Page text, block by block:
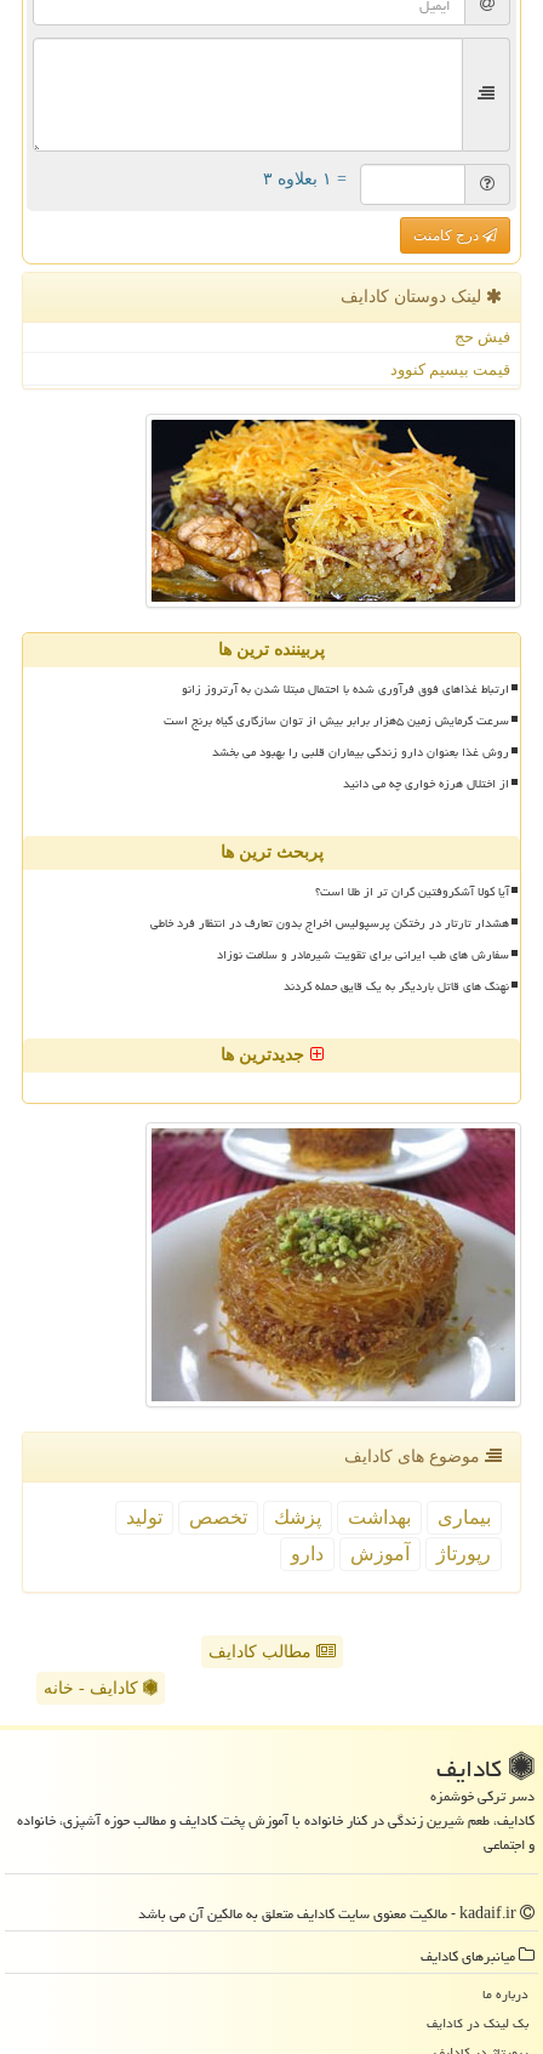
= ۱ بعلاوه ۳
درج کامنت
لینک دوستان كادایف
فیش حج
قیمت بیسیم کنوود
پربیننده ترین ها
ارتباط غذاهای فوق فرآوری شده با احتمال مبتلا شدن به آرتروز زانو
سرعت گرمایش زمین ۵هزار برابر بیش از توان سازگاری گیاه برنج است
روش غذا بعنوان دارو زندگی بیماران قلبی را بهبود می بخشد
از اختلال هرزه خواری چه می دانید
پربحث ترین ها
آیا کولا آشکروفتین گران تر از طلا است؟
هشدار تارتار در رختکن پرسپولیس اخراج بدون تعارف در انتظار فرد خاطی
سفارش های طب ایرانی برای تقویت شیرمادر و سلامت نوزاد
نهنگ های قاتل باردیگر به یک قایق حمله کردند
جدیدترین ها
موضوع های كادایف
بیماری بهداشت پزشك تخصص
تولید
رپورتاژ
آموزش دارو
مطالب کادایف
کادایف - خانه
كادایف
دسر ترکی خوشمزه
کادایف، طعم شیرین زندگی در کنار خانواده با آموزش پخت کادایف و مطالب حوزه آشپزی، خانواده
و اجتماعی
میانبرهای كادایف
درباره ما
بک لینک در كادایف